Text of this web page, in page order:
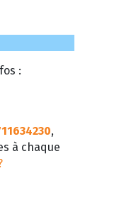
:
,
à chaque